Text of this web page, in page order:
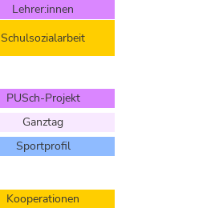
Lehrer:innen
Schulsozialarbeit
PUSch-Projekt
Ganztag
Sportprofil
Kooperationen